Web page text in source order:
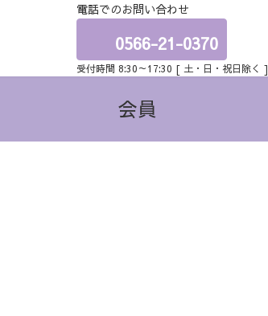
電話でのお問い合わせ
0566-21-0370
受付時間 8:30～17:30 [ 土・日・祝日除く ]
会員